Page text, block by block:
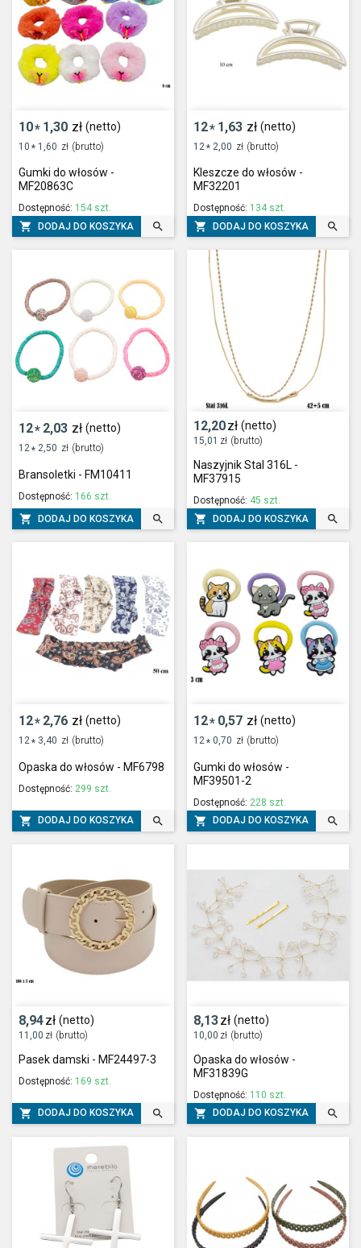
10* 1,30 zł (netto)
10 * 1,60 zł (brutto)
Gumki do włosów -
MF20863C
Dostępność: 154 szt.
 DODAJ DO KOSZYKA 
12* 1,63 zł (netto)
12 * 2,00 zł (brutto)
Kleszcze do włosów -
MF32201
Dostępność: 134 szt.
 DODAJ DO KOSZYKA 
12* 2,03 zł (netto)
12 * 2,50 zł (brutto)
Bransoletki - FM10411
Dostępność: 166 szt.
 DODAJ DO KOSZYKA 
12,20zł (netto)
15,01 zł (brutto)
Naszyjnik Stal 316L -
MF37915
Dostępność: 45 szt.
 DODAJ DO KOSZYKA 
12* 2,76 zł (netto)
12 * 3,40 zł (brutto)
Opaska do włosów - MF6798
Dostępność: 299 szt.
 DODAJ DO KOSZYKA 
12* 0,57 zł (netto)
12 * 0,70 zł (brutto)
Gumki do włosów -
MF39501-2
Dostępność: 228 szt.
 DODAJ DO KOSZYKA 
8,94zł (netto)
11,00 zł (brutto)
Pasek damski - MF24497-3
Dostępność: 169 szt.
 DODAJ DO KOSZYKA 
8,13zł (netto)
10,00 zł (brutto)
Opaska do włosów -
MF31839G
Dostępność: 110 szt.
 DODAJ DO KOSZYKA 